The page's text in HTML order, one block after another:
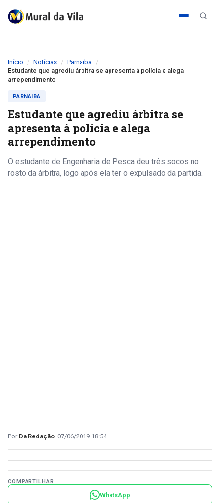
Início Notícias
Parnaiba
Estudante que agrediu árbitra se apresenta à polícia e alega
arrependimento
PARNAIBA
Estudante que agrediu árbitra se
apresenta à polícia e alega
arrependimento
O estudante de Engenharia de Pesca deu três socos no
rosto da árbitra, logo após ela ter o expulsado da partida.
Da Redação 07/06/2019 18:54
COMPARTILHAR
WhatsApp